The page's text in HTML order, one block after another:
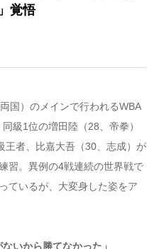
覚悟
国）のメインで行われるWBA
級1位の増田陸（28、帝拳）
王者、比嘉大吾（30、志成）が
習。異例の4戦連続の世界戦で
ているが、大変身した姿をア
いから勝てなかった」